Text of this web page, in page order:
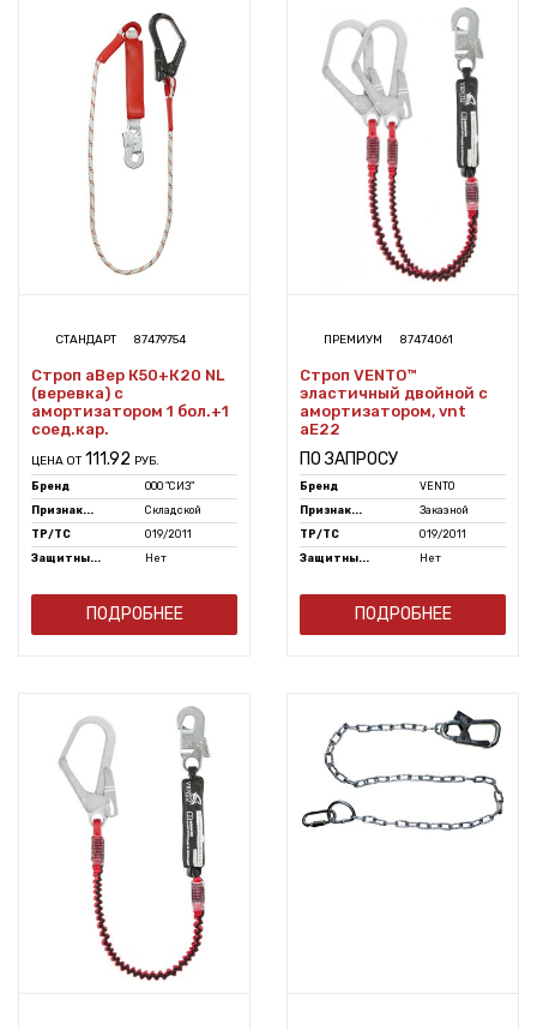
СТАНДАРТ 87479754
Строп аВер К50+К20 NL
(веревка) с
амортизатором 1 бол.+1
соед.кар.
ЦЕНА ОТ 111.92 РУБ.
Бренд
ООО "СИЗ"
Признак...
Складской
ТР/ТС
019/2011
Защитны...
Нет
ПОДРОБНЕЕ
ПРЕМИУМ 87474061
Строп VENTO™
эластичный двойной с
амортизатором, vnt
aE22
ПО ЗАПРОСУ
Бренд
VENTO
Признак...
Заказной
ТР/ТС
019/2011
Защитны...
Нет
ПОДРОБНЕЕ